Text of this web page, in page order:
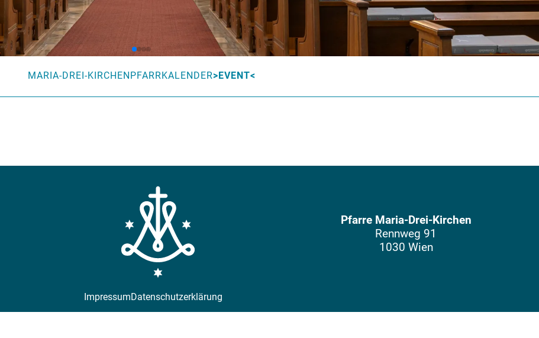
MARIA-DREI-KIRCHENPFARRKALENDER EVENT
Pfarre Maria-Drei-Kirchen
Rennweg 91
1030 Wien
ImpressumDatenschutzerklärung